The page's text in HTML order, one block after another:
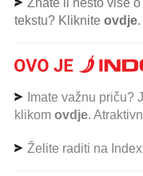
Znate li nešto više
tekstu? Kliknite ovdje.
Imate važnu priču?
klikom ovdje.
Želite raditi na